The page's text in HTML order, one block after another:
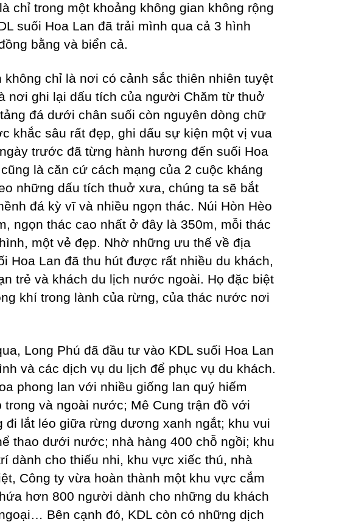
chỉ trong một khoảng không gian không rộng
suối Hoa Lan đã trải mình qua cả 3 hình
bằng và biển cả.
không chỉ là nơi có cảnh sắc thiên nhiên tuyệt
nơi ghi lại dấu tích của người Chăm từ thuở
đá dưới chân suối còn nguyên dòng chữ
khắc sâu rất đẹp, ghi dấu sự kiện một vị vua
trước đã từng hành hương đến suối Hoa
là căn cứ cách mạng của 2 cuộc kháng
những dấu tích thuở xưa, chúng ta sẽ bắt
đá kỳ vĩ và nhiều ngọn thác. Núi Hòn Hèo
ngọn thác cao nhất ở đây là 350m, mỗi thác
một vẻ đẹp. Nhờ những ưu thế về địa
Hoa Lan đã thu hút được rất nhiều du khách,
trẻ và khách du lịch nước ngoài. Họ đặc biệt
khí trong lành của rừng, của thác nước nơi
Long Phú đã đầu tư vào KDL suối Hoa Lan
và các dịch vụ du lịch để phục vụ du khách.
phong lan với nhiều giống lan quý hiếm
và ngoài nước; Mê Cung trận đồ với
đi lắt léo giữa rừng dương xanh ngắt; khu vui
thao dưới nước; nhà hàng 400 chỗ ngồi; khu
dành cho thiếu nhi, khu vực xiếc thú, nhà
Công ty vừa hoàn thành một khu vực cắm
hơn 800 người dành cho những du khách
Bên cạnh đó, KDL còn có những dịch